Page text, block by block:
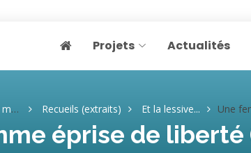
Page home
Projets Actualités
Recueils (extraits) Et la lessive... Une femme
éprise de liberté